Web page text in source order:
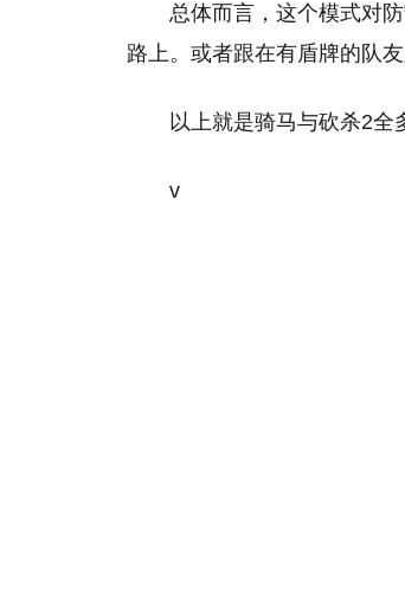
总体而言，这个模式对
路上。或者跟在有盾牌的队
以上就是骑马与砍杀2全
v